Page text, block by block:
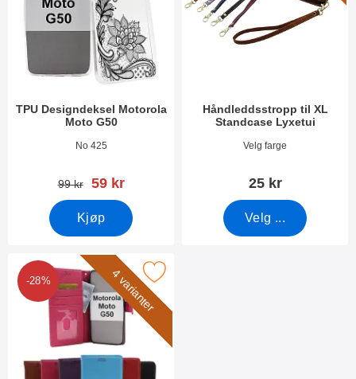
TPU Designdeksel Motorola
Moto G50
Varenummer 40664
No 425
gammel pris
99 kr ny pris
59 kr
Kjøp
Håndleddsstropp til XL
Standcase Lyxetui
Varenummer 50276
Velg farge
25 kr
Velg ...
4 varianter
-28%
new Standcase Wallet Motorola Moto G50 som favoritt